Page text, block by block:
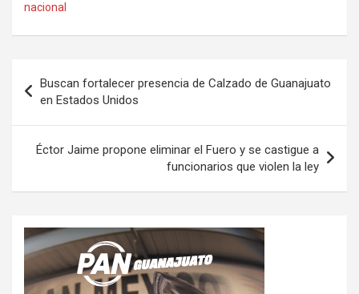
nacional
de
entradas
Buscan fortalecer presencia de Calzado de Guanajuato
en Estados Unidos
Éctor Jaime propone eliminar el Fuero y se castigue a
funcionarios que violen la ley